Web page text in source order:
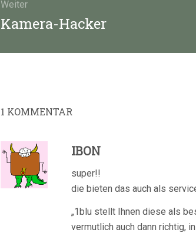
Weiter
Nächster
Kamera-Hacker
1 KOMMENTAR
IBON
super!!
die bieten das auch als
„1blu stellt Ihnen diese als
vermutlich auch dann richtig,